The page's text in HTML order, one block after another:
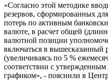
«Согласно этой методике
резервов, сформированных
потерь по активным
валюте, в расчет общей
валютной позиции
включаться в вышесказанный
(увеличиваясь по 5 %
соответствии с
графиком», - пояснили в